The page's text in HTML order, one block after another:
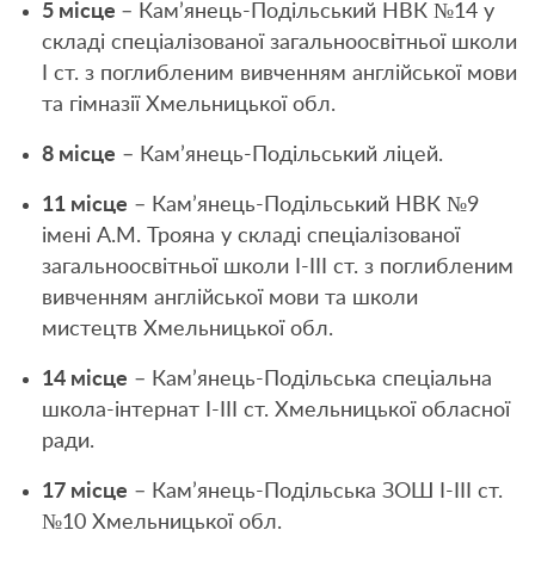
5 місце – Кам’янець-Подільський НВК №14 у
складі спеціалізованої загальноосвітньої школи
І ст. з поглибленим вивченням англійської мови
та гімназії Хмельницької обл.
8 місце – Кам’янець-Подільський ліцей.
11 місце – Кам’янець-Подільський НВК №9
імені А.М. Трояна у складі спеціалізованої
загальноосвітньої школи I-III ст. з поглибленим
вивченням англійської мови та школи
мистецтв Хмельницької обл.
14 місце – Кам’янець-Подільська спеціальна
школа-інтернат І-ІІІ ст. Хмельницької обласної
ради.
17 місце – Кам’янець-Подільська ЗОШ I-III ст.
№10 Хмельницької обл.